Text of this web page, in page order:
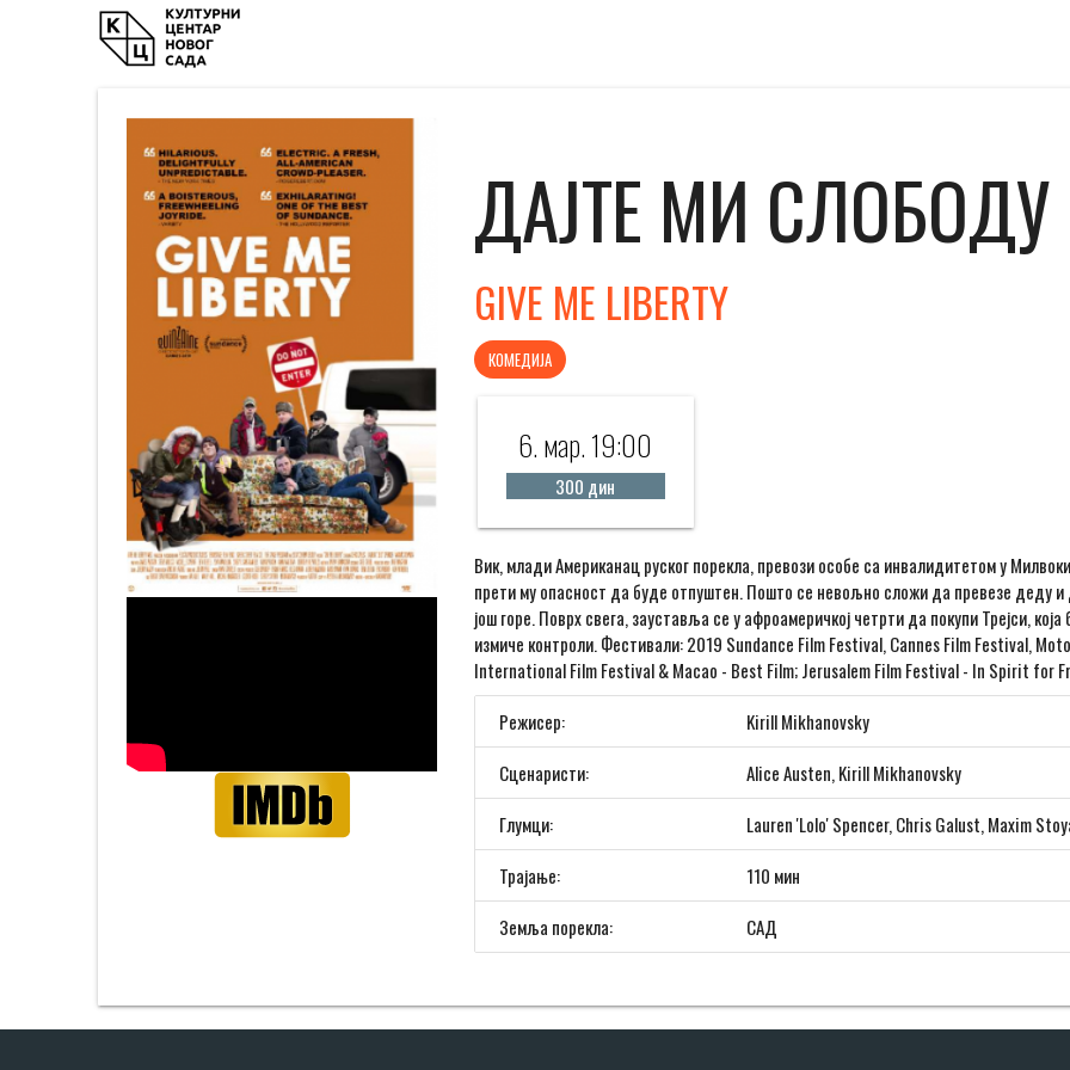
ДАЈТЕ МИ СЛОБОДУ
GIVE ME LIBERTY
КОМЕДИЈА
6. мар. 19:00
300 дин
Вик, млади Американац руског порекла, превози особе са инвалидитетом у
прети му опасност да буде отпуштен. Пошто се невољно сложи да превезе деду и
још горе. Поврх свега, зауставља се у афроамеричкој четрти да покупи Трејси,
измиче контроли. Фестивали: 2019 Sundance Film Festival, Cannes Film Festival,
International Film Festival & Macao - Best Film; Jerusalem Film Festival - In Spirit for
Режисер:
Kirill Mikhanovsky
Сценаристи:
Alice Austen, Kirill Mikhanovsky
Глумци:
Lauren 'Lolo' Spencer, Chris Galust, Maxim
Трајање:
110 мин
Земља порекла:
САД